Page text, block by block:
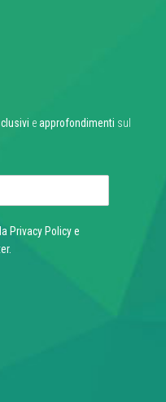
eapprofondimenti sul
Privacy Policye